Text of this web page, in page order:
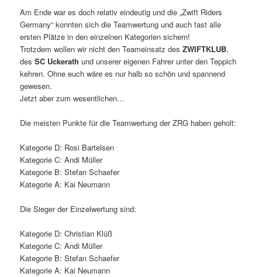
Am Ende war es doch relativ eindeutig und die „Zwift Riders
Germany“ konnten sich die Teamwertung und auch fast alle
ersten Plätze in den einzelnen Kategorien sichern!
Trotzdem wollen wir nicht den Teameinsatz desZWIFTKLUB,
desSC Uckerath und unserer eigenen Fahrer unter den Teppich
kehren. Ohne euch wäre es nur halb so schön und spannend
gewesen.
Jetzt aber zum wesentlichen…
Die meisten Punkte für die Teamwertung der ZRG haben geholt:
Kategorie D: Rosi Bartelsen
Kategorie C: Andi Müller
Kategorie B: Stefan Schaefer
Kategorie A: Kai Neumann
Die Sieger der Einzelwertung sind:
Kategorie D: Christian Klüß
Kategorie C: Andi Müller
Kategorie B: Stefan Schaefer
Kategorie A: Kai Neumann